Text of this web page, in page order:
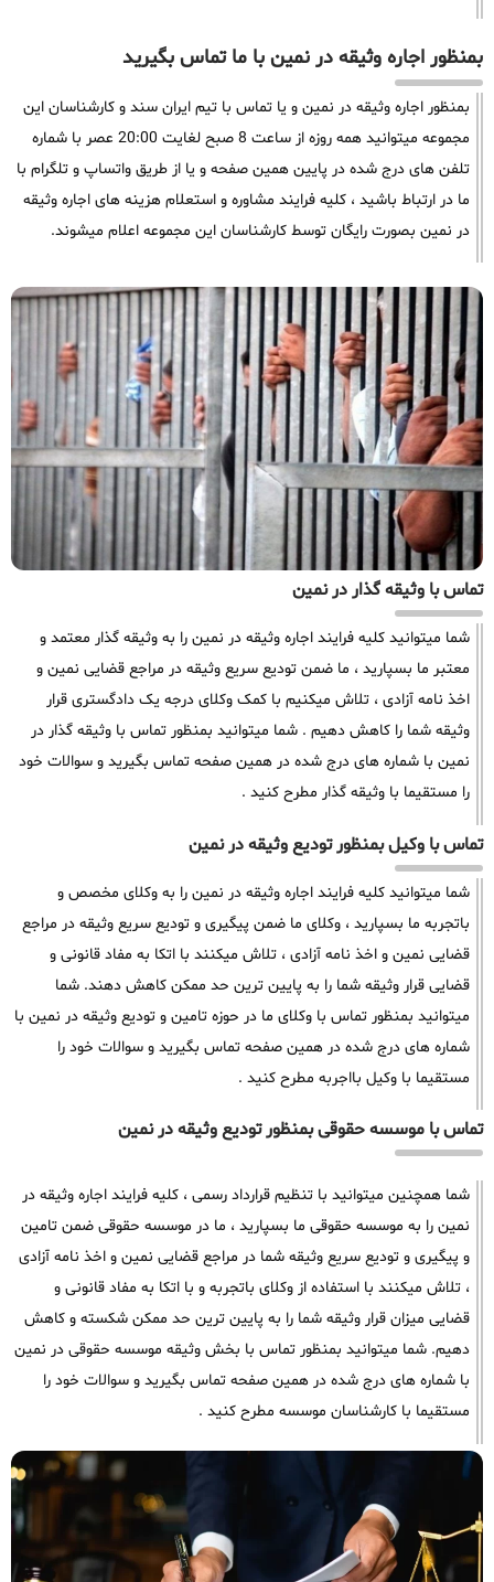
بمنظور اجاره وثیقه در نمین با ما تماس بگیرید
بمنظور اجاره وثیقه در نمین و یا تماس با تیم ایران سند و کارشناسان این
مجموعه میتوانید همه روزه از ساعت 8 صبح لغایت 20:00 عصر با شماره
تلفن های درج شده در پایین همین صفحه و یا از طریق واتساپ و تلگرام با
ما در ارتباط باشید ، کلیه فرایند مشاوره و استعلام هزینه های اجاره وثیقه
در نمین بصورت رایگان توسط کارشناسان این مجموعه اعلام میشوند.
تماس با وثیقه گذار در نمین
شما میتوانید کلیه فرایند اجاره وثیقه در نمین را به وثیقه گذار معتمد و
معتبر ما بسپارید ، ما ضمن تودیع سریع وثیقه در مراجع قضایی نمین و
اخذ نامه آزادی ، تلاش میکنیم با کمک وکلای درجه یک دادگستری قرار
وثیقه شما را کاهش دهیم . شما میتوانید بمنظور تماس با وثیقه گذار در
نمین با شماره های درج شده در همین صفحه تماس بگیرید و سوالات خود
را مستقیما با وثیقه گذار مطرح کنید .
تماس با وکیل بمنظور تودیع وثیقه در نمین
شما میتوانید کلیه فرایند اجاره وثیقه در نمین را به وکلای مخصص و
باتجربه ما بسپارید ، وکلای ما ضمن پیگیری و تودیع سریع وثیقه در مراجع
قضایی نمین و اخذ نامه آزادی ، تلاش میکنند با اتکا به مفاد قانونی و
قضایی قرار وثیقه شما را به پایین ترین حد ممکن کاهش دهند. شما
میتوانید بمنظور تماس با وکلای ما در حوزه تامین و تودیع وثیقه در نمین با
شماره های درج شده در همین صفحه تماس بگیرید و سوالات خود را
مستقیما با وکیل بااجربه مطرح کنید .
تماس با موسسه حقوقی بمنظور تودیع وثیقه در نمین
شما همچنین میتوانید با تنظیم قرارداد رسمی ، کلیه فرایند اجاره وثیقه در
نمین را به موسسه حقوقی ما بسپارید ، ما در موسسه حقوقی ضمن تامین
و پیگیری و تودیع سریع وثیقه شما در مراجع قضایی نمین و اخذ نامه آزادی
، تلاش میکنند با استفاده از وکلای باتجربه و با اتکا به مفاد قانونی و
قضایی میزان قرار وثیقه شما را به پایین ترین حد ممکن شکسته و کاهش
دهیم. شما میتوانید بمنظور تماس با بخش وثیقه موسسه حقوقی در نمین
با شماره های درج شده در همین صفحه تماس بگیرید و سوالات خود را
مستقیما با کارشناسان موسسه مطرح کنید .